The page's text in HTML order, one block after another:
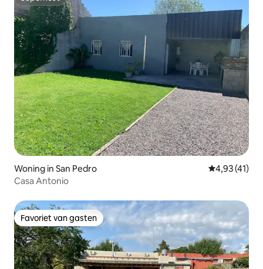
Superhost
Woning in San Pedro Gemiddelde
4,93 (41)
Casa Antonio
Favoriet van gasten
Favoriet van gasten